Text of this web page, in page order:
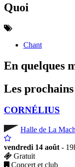
Quoi
Chant
En quelques
Les
CORNÉLIUS
Halle de La
vendredi 14 août -
Gratuit
Concert et club